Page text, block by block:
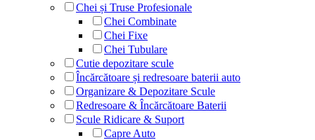
Chei și Truse Profesionale
Chei Combinate
Chei Fixe
Chei Tubulare
Cutie depozitare scule
Încărcătoare și redresoare baterii auto
Organizare & Depozitare Scule
Redresoare & Încărcătoare Baterii
Scule Ridicare & Suport
Capre Auto